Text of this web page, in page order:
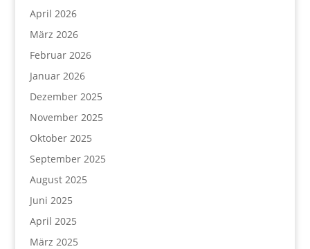
April 2026
März 2026
Februar 2026
Januar 2026
Dezember 2025
November 2025
Oktober 2025
September 2025
August 2025
Juni 2025
April 2025
März 2025